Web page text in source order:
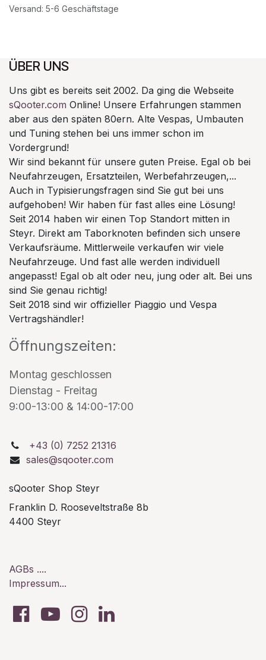
Versand: 5-6 Geschäftstage
ÜBER UNS
Uns gibt es bereits seit 2002. Da ging die Webseite
sQooter.com Online! Unsere Erfahrungen stammen
aber aus den späten 80ern. Alte Vespas, Umbauten
und Tuning stehen bei uns immer schon im
Vordergrund!
Wir sind bekannt für unsere guten Preise. Egal ob bei
Neufahrzeugen, Ersatzteilen, Werbefahrzeugen,...
Auch in Typisierungsfragen sind Sie gut bei uns
aufgehoben! Wir haben für fast alles eine Lösung!
Seit 2014 haben wir einen Top Standort mitten in
Steyr. Direkt am Taborknoten befinden sich unsere
Verkaufsräume. Mittlerweile verkaufen wir viele
Neufahrzeuge. Und fast alle werden individuell
angepasst! Egal ob alt oder neu, jung oder alt. Bei uns
sind Sie genau richtig!
Seit 2018 sind wir offizieller Piaggio und Vespa
Vertragshändler!
Öffnungszeiten:
Montag geschlossen
Dienstag - Freitag
9:00-13:00 & 14:00-17:00
+43 (0) 7252 21316
sales@sqooter.com
sQooter Shop Steyr
Franklin D. Rooseveltstraße 8b
4400 Steyr
AGBs ....
Impressum...